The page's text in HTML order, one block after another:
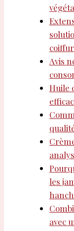
Avis
Huile
les
avec